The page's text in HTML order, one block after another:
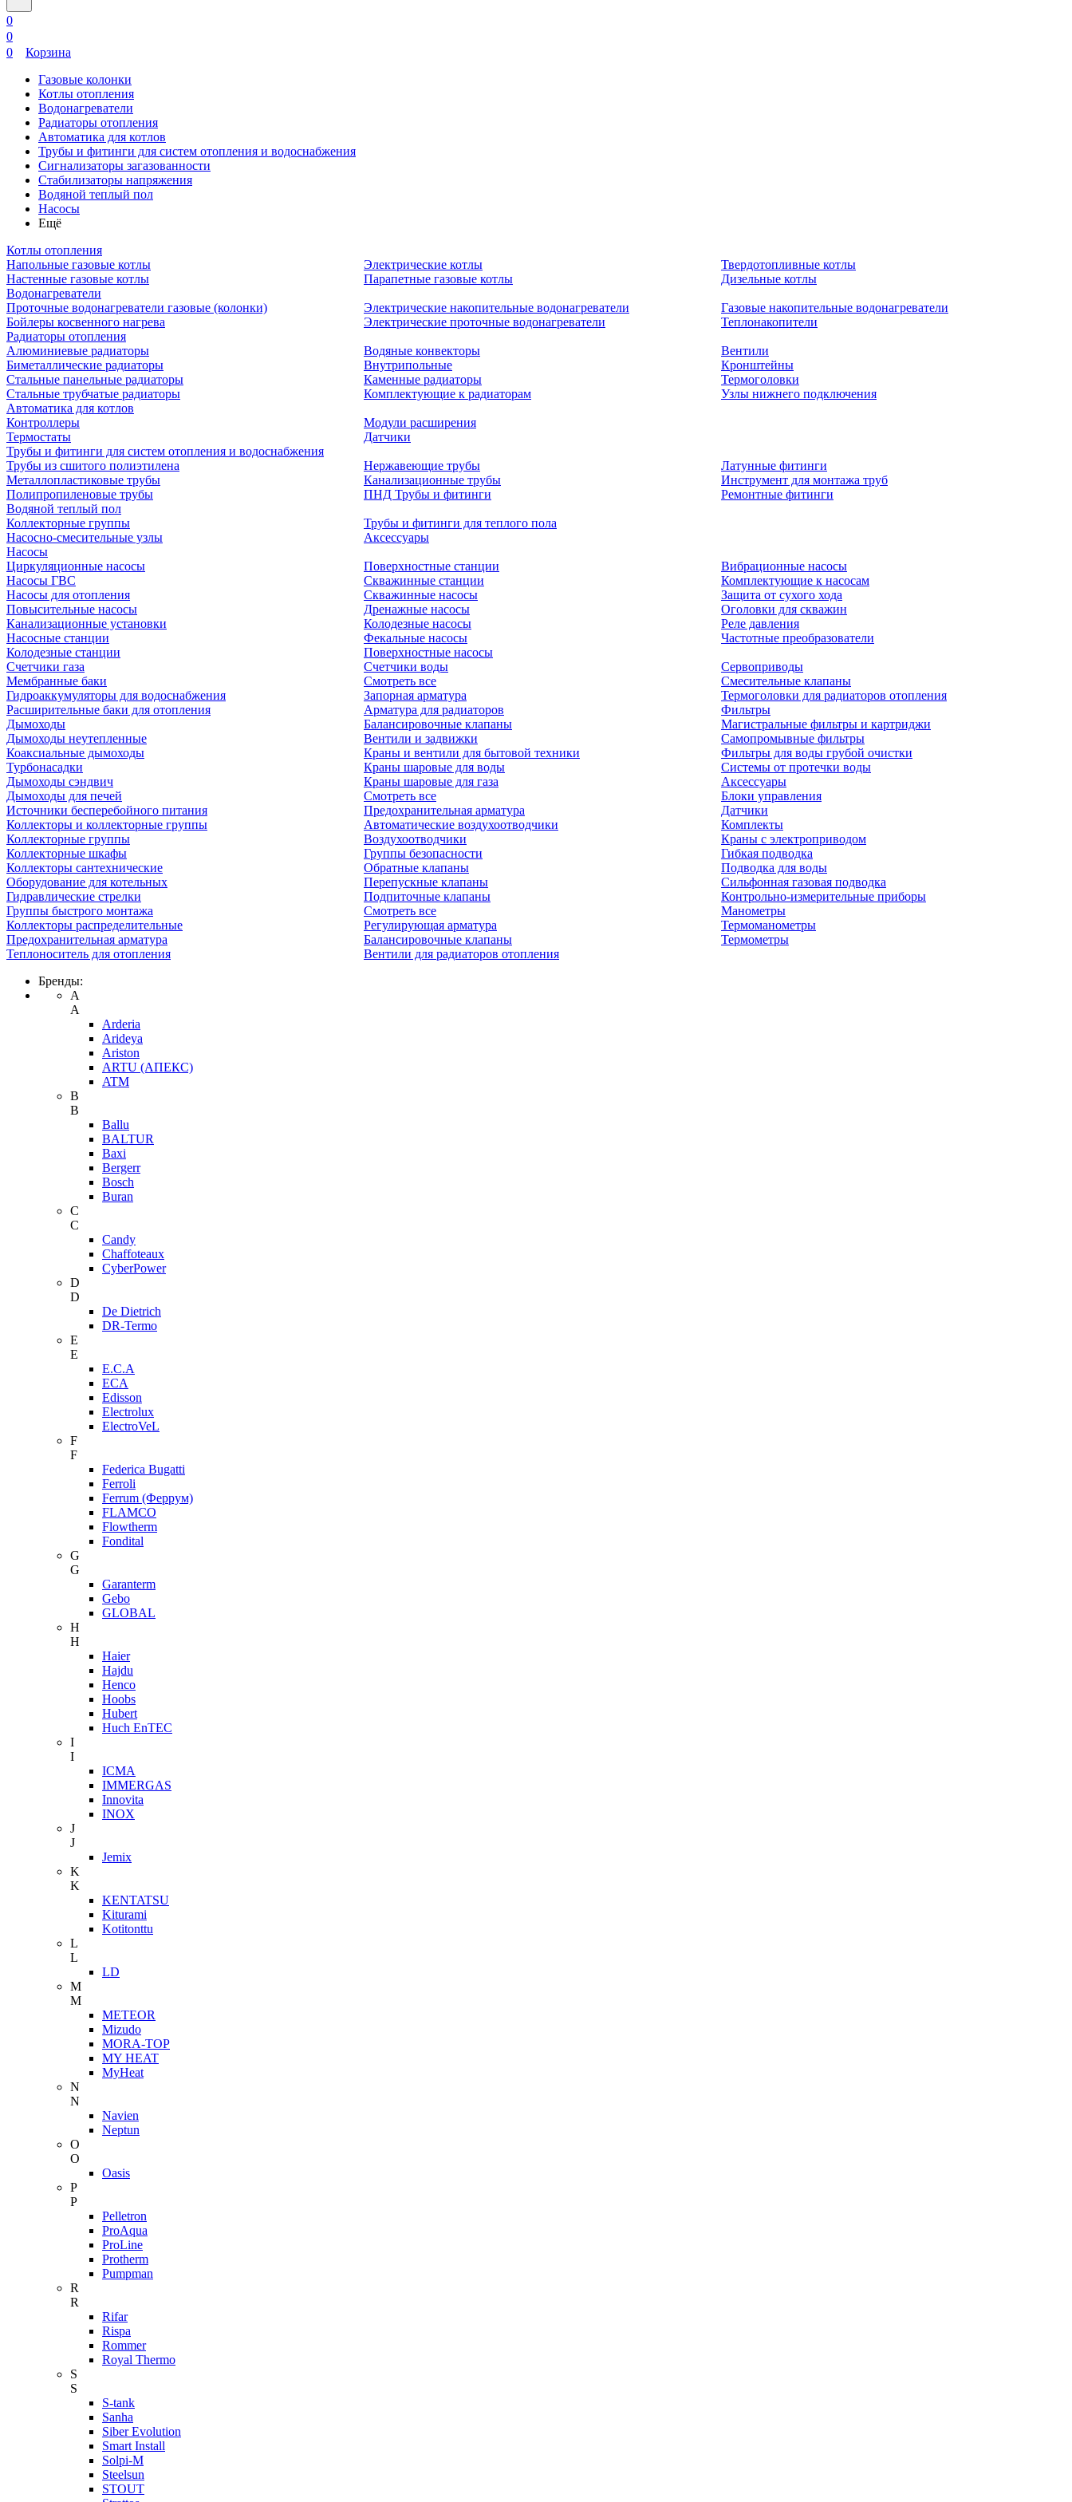
0
0
0
Корзина
Газовые колонки
Котлы отопления
Водонагреватели
Радиаторы отопления
Автоматика для котлов
Трубы и фитинги для систем отопления и водоснабжения
Сигнализаторы загазованности
Стабилизаторы напряжения
Водяной теплый пол
Насосы
Ещё
Котлы отопления
Напольные газовые котлы
Настенные газовые котлы
Электрические котлы
Парапетные газовые котлы
Твердотопливные котлы
Дизельные котлы
Водонагреватели
Проточные водонагреватели газовые (колонки)
Бойлеры косвенного нагрева
Электрические накопительные водонагреватели
Электрические проточные водонагреватели
Газовые накопительные водонагреватели
Теплонакопители
Радиаторы отопления
Алюминиевые радиаторы
Биметаллические радиаторы
Стальные панельные радиаторы
Стальные трубчатые радиаторы
Водяные конвекторы
Внутрипольные
Каменные радиаторы
Комплектующие к радиаторам
Вентили
Кронштейны
Термоголовки
Узлы нижнего подключения
Автоматика для котлов
Контроллеры
Термостаты
Модули расширения
Датчики
Трубы и фитинги для систем отопления и водоснабжения
Трубы из сшитого полиэтилена
Металлопластиковые трубы
Полипропиленовые трубы
Нержавеющие трубы
Канализационные трубы
ПНД Трубы и фитинги
Латунные фитинги
Инструмент для монтажа труб
Ремонтные фитинги
Водяной теплый пол
Коллекторные группы
Насосно-смесительные узлы
Трубы и фитинги для теплого пола
Аксессуары
Насосы
Циркуляционные насосы
Насосы ГВС
Насосы для отопления
Повысительные насосы
Канализационные установки
Насосные станции
Колодезные станции
Поверхностные станции
Скважинные станции
Скважинные насосы
Дренажные насосы
Колодезные насосы
Фекальные насосы
Поверхностные насосы
Вибрационные насосы
Комплектующие к насосам
Защита от сухого хода
Оголовки для скважин
Реле давления
Частотные преобразователи
Счетчики газа
Мембранные баки
Гидроаккумуляторы для водоснабжения
Расширительные баки для отопления
Дымоходы
Дымоходы неутепленные
Коаксиальные дымоходы
Турбонасадки
Дымоходы сэндвич
Дымоходы для печей
Источники бесперебойного питания
Коллекторы и коллекторные группы
Коллекторные группы
Коллекторные шкафы
Коллекторы сантехнические
Оборудование для котельных
Гидравлические стрелки
Группы быстрого монтажа
Коллекторы распределительные
Предохранительная арматура
Теплоноситель для отопления
Счетчики воды
Смотреть все
Запорная арматура
Арматура для радиаторов
Балансировочные клапаны
Вентили и задвижки
Краны и вентили для бытовой техники
Краны шаровые для воды
Краны шаровые для газа
Смотреть все
Предохранительная арматура
Автоматические воздухоотводчики
Воздухоотводчики
Группы безопасности
Обратные клапаны
Перепускные клапаны
Подпиточные клапаны
Смотреть все
Регулирующая арматура
Балансировочные клапаны
Вентили для радиаторов отопления
Сервоприводы
Смесительные клапаны
Термоголовки для радиаторов отопления
Фильтры
Магистральные фильтры и картриджи
Самопромывные фильтры
Фильтры для воды грубой очистки
Системы от протечки воды
Аксессуары
Блоки управления
Датчики
Комплекты
Краны с электроприводом
Гибкая подводка
Подводка для воды
Сильфонная газовая подводка
Контрольно-измерительные приборы
Манометры
Термоманометры
Термометры
Бренды:
A
A
Arderia
Arideya
Ariston
ARTU (АПЕКС)
ATM
B
B
Ballu
BALTUR
Baxi
Bergerr
Bosch
Buran
C
C
Candy
Chaffoteaux
CyberPower
D
D
De Dietrich
DR-Termo
E
E
E.C.A
ECA
Edisson
Electrolux
ElectroVeL
F
F
Federica Bugatti
Ferroli
Ferrum (Феррум)
FLAMCO
Flowtherm
Fondital
G
G
Garanterm
Gebo
GLOBAL
H
H
Haier
Hajdu
Henco
Hoobs
Hubert
Huch EnTEC
I
I
ICMA
IMMERGAS
Innovita
INOX
J
J
Jemix
K
K
KENTATSU
Kiturami
Kotitonttu
L
L
LD
M
M
METEOR
Mizudo
MORA-TOP
MY HEAT
MyHeat
N
N
Navien
Neptun
O
O
Oasis
P
P
Pelletron
ProAqua
ProLine
Protherm
Pumpman
R
R
Rifar
Rispa
Rommer
Royal Thermo
S
S
S-tank
Sanha
Siber Evolution
Smart Install
Solpi-M
Steelsun
STOUT